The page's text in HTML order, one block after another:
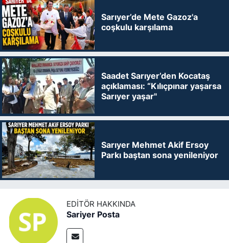
Sarıyer’de Mete Gazoz'a
coşkulu karşılama
Saadet Sarıyer’den Kocataş
açıklaması: “Kılıçpınar yaşarsa
Sarıyer yaşar"
Sarıyer Mehmet Akif Ersoy
Parkı baştan sona yenileniyor
EDITÖR HAKKINDA
Sariyer Posta